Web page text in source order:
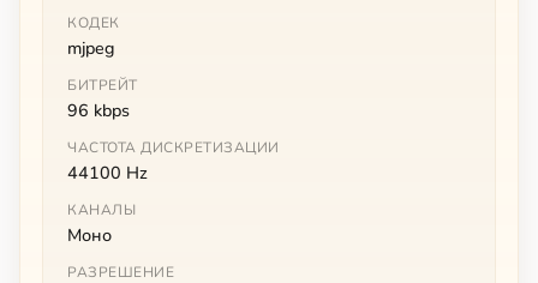
КОДЕК
mjpeg
БИТРЕЙТ
96 kbps
ЧАСТОТА ДИСКРЕТИЗАЦИИ
44100 Hz
КАНАЛЫ
Моно
РАЗРЕШЕНИЕ